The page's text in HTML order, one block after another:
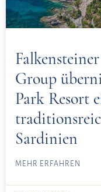
Group
Park Resort
Sardinien
MEHR ERFAHREN